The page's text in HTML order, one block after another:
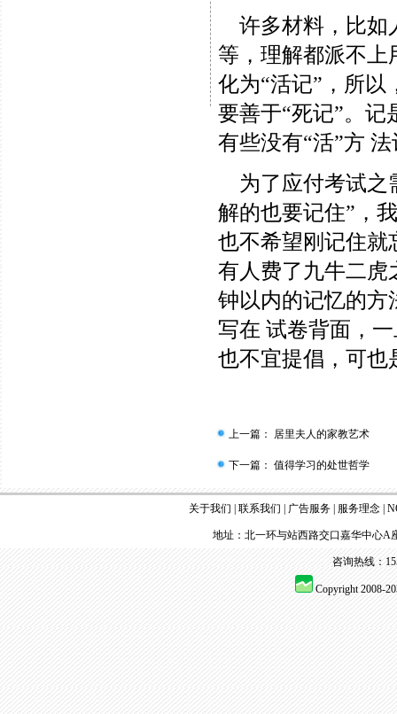
许多材料，比如
等，理解都派不上
化为“活记”，所以
要善于“死记”。记
有些没有“活”方
为了应付考试之
解的也要记住”，
也不希望刚记住就
有人费了九牛二虎
钟以内的记忆的方
写在 试卷背面，
也不宜提倡，可也
上一篇： 居里夫人的家教艺术
下一篇： 值得学习的处世哲学
关于我们 联系我们 广告服务| 服务理念|
地址：北一环与站西路交口嘉华中心
咨询热线：
Copyright 2008-